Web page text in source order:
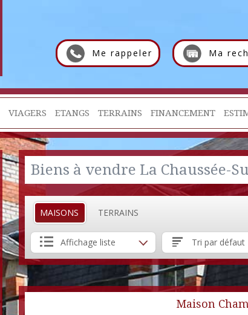
Me rappeler Ma
VIAGERS ETANGS TERRAINS FINANCEMENT
Biens à vendre La Chaussée-
MAISONS TERRAINS
Affichage liste Tri par défaut
Maison